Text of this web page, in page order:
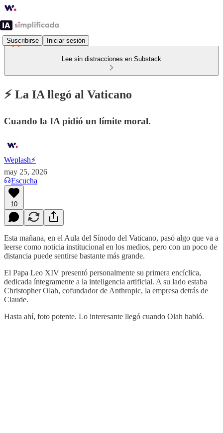
Suscribirse Iniciar sesión
Lee sin distracciones en Substack
⚡️ La IA llegó al Vaticano
Cuando la IA pidió un límite moral.
Weplash⚡️
may 25, 2026
Escucha
10
Esta mañana, en el Aula del Sínodo del Vaticano, pasó algo que va a
leerse como noticia institucional en los medios, pero con un poco de
distancia puede sentirse bastante más grande.
El Papa Leo XIV presentó personalmente su primera encíclica,
dedicada íntegramente a la inteligencia artificial. A su lado estaba
Christopher Olah, cofundador de Anthropic, la empresa detrás de
Claude.
Hasta ahí, foto potente. Lo interesante llegó cuando Olah habló.